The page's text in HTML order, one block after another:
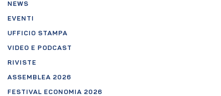
NEWS
EVENTI
UFFICIO STAMPA
VIDEO E PODCAST
RIVISTE
ASSEMBLEA 2026
FESTIVAL ECONOMIA 2026